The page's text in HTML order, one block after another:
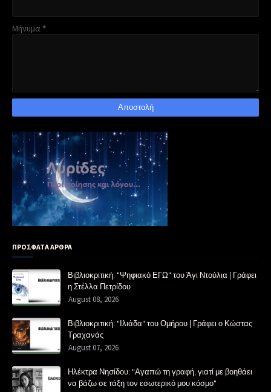
Μήνυμα *
ΠΡΟΣΦΑΤΑ ΑΡΘΡΑ
Βιβλιοκριτική: "Ψηφιακό ΕΓΩ" του Άγι Ντούλια | Γράφει
η Στέλλα Πετρίδου
August 08, 2026
Βιβλιοκριτική: "Ιλιάδα" του Ομήρου | Γράφει ο Κώστας
Τραχανάς
August 07, 2026
Ηλέκτρα Νησίδου: "Αγαπώ τη γραφή, γιατί με βοηθάει
να βάζω σε τάξη τον εσωτερικό μου κόσμο"